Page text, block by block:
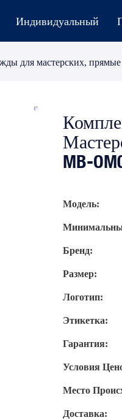
Индивидуальный
для мастерских,
MB-
Модель:
Бренд:
Размер:
Логотип:
Этикетка:
Гарантия:
Условия
Место
Доставка: